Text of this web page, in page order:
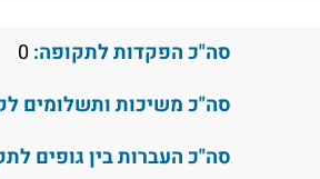
סה"כ הפקדות לתקופה:0
סה"כ משיכות ותשלומים
סה"כ העברות בין גופים